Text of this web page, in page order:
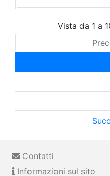
Vista da 1 a
Contatti
Informazioni sul sito